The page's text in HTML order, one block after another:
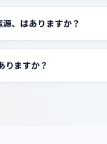
、はありますか？
りますか？